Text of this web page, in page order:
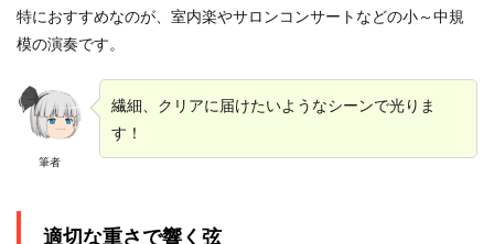
特におすすめなのが、室内楽やサロンコンサートなどの小～中規
模の演奏です。
筆者
繊細、クリアに届けたいようなシーンで光りま
す！
適切な重さで響く弦